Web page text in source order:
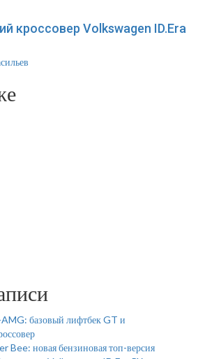
кроссовер Volkswagen ID.Era
базовый лифтбек GT и
Bee: новая бензиновая топ-версия